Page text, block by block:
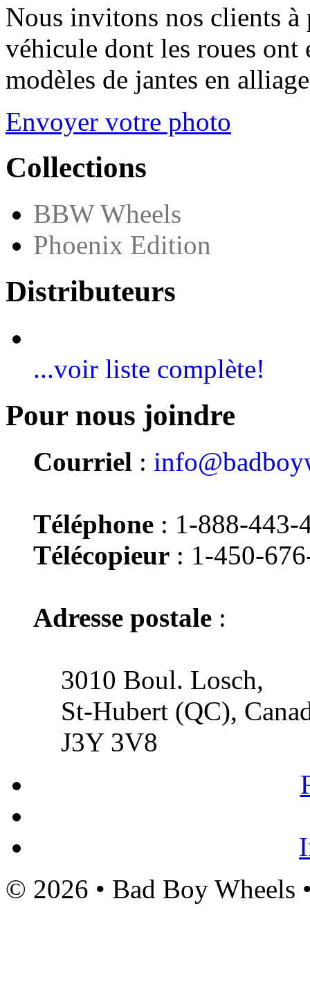
Nous invitons nos clients
véhicule dont les roues ont
modèles de jantes en
Envoyer votre photo
Collections
BBW Wheels
Phoenix Edition
Distributeurs
...voir liste complète!
Pour nous joindre
Courriel :
Téléphone : 1-888-443-
Télécopieur : 1-450-
Adresse postale :
3010 Boul. Losch,
St-Hubert (QC),
J3Y 3V8
© 2026 • Bad Boy Wheels